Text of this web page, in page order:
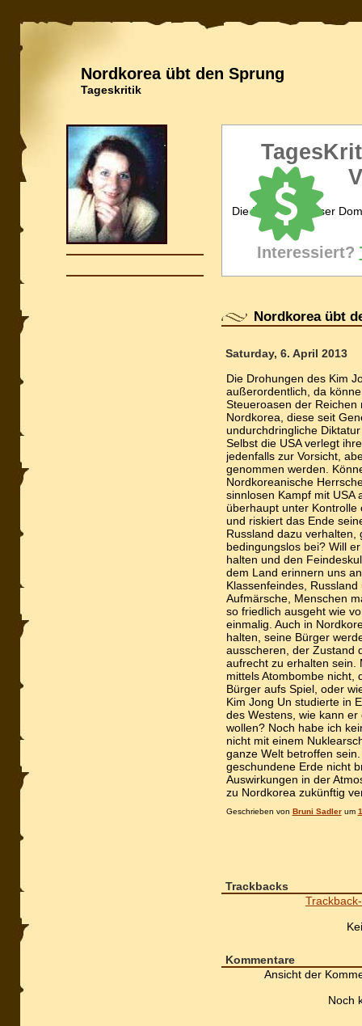
Nordkorea übt den Sprung
Tageskritik
Die Inhaberin dieser
Interessiert?
Nordkorea übt
Saturday, 6. April 2013
Die Drohungen des Kim
außerordentlich, da
Steueroasen der
Nordkorea, diese seit
undurchdringliche
Selbst die USA verlegt
jedenfalls zur Vorsicht,
genommen werden.
Nordkoreanische
sinnlosen Kampf mit USA
überhaupt unter
und riskiert das Ende
Russland dazu verhalten,
bedingungslos bei? Will
halten und den
dem Land erinnern uns
Klassenfeindes,
Aufmärsche, Menschen
so friedlich ausgeht wie
einmalig. Auch in
halten, seine Bürger
ausscheren, der Zustand
aufrecht zu erhalten sein.
mittels Atombombe nicht,
Bürger aufs Spiel, oder
Kim Jong Un studierte in
des Westens, wie kann
wollen? Noch habe ich
nicht mit einem
ganze Welt betroffen
geschundene Erde nicht
Auswirkungen in der
zu Nordkorea zukünftig
Geschrieben von Bruni Sadlerum
Trackbacks
Kommentare
Ansicht der
Noch